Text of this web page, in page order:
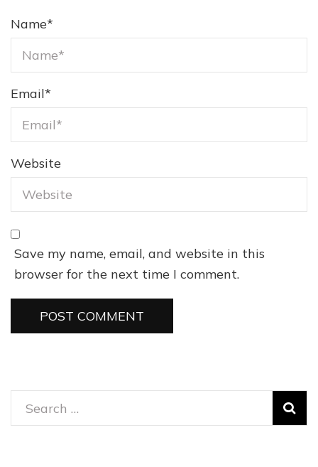
Name*
Email*
Website
Save my name, email, and website in this
browser for the next time I comment.
Search
for: